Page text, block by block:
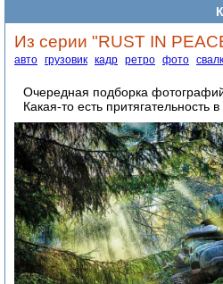
Из серии "RUST IN
авто грузовик кадр ретро фото
Очередная подборка
Какая-то есть притягательность